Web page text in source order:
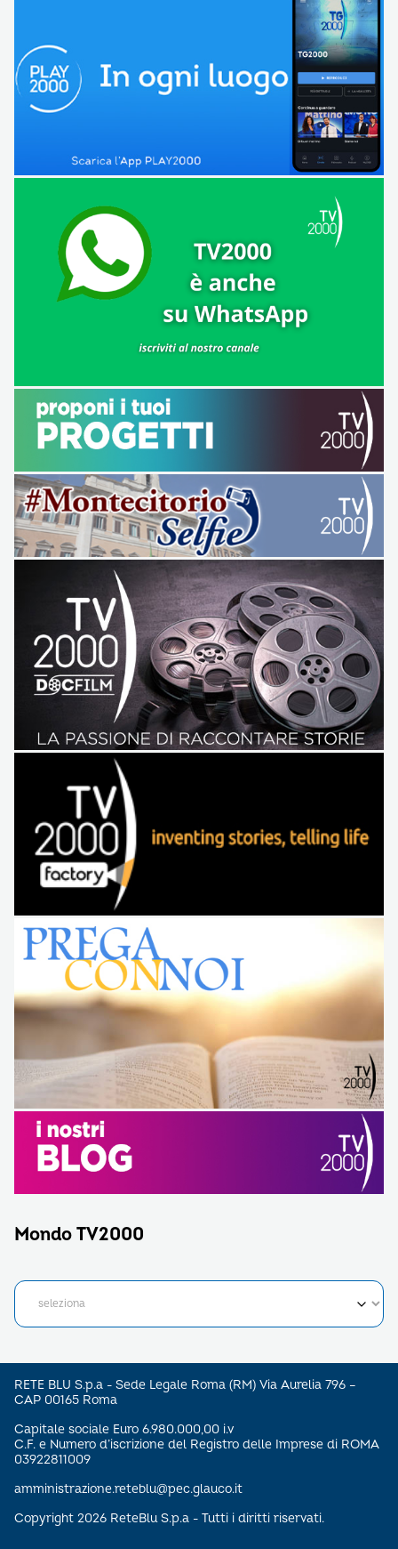
Mondo TV2000
RETE BLU S.p.a - Sede Legale Roma (RM) Via Aurelia 796 –
CAP 00165 Roma
Capitale sociale Euro 6.980.000,00 i.v
C.F. e Numero d’iscrizione del Registro delle Imprese di ROMA
03922811009
amministrazione.reteblu@pec.glauco.it
Copyright 2026 ReteBlu S.p.a - Tutti i diritti riservati.